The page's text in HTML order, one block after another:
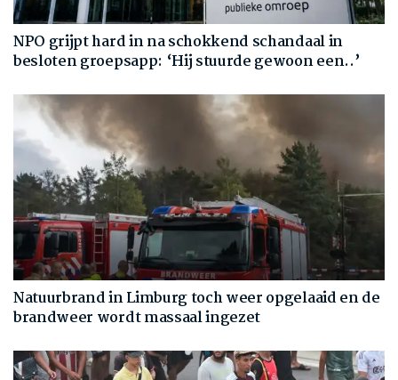
NPO grijpt hard in na schokkend schandaal in
besloten groepsapp: ‘Hij stuurde gewoon een..’
Natuurbrand in Limburg toch weer opgelaaid en de
brandweer wordt massaal ingezet